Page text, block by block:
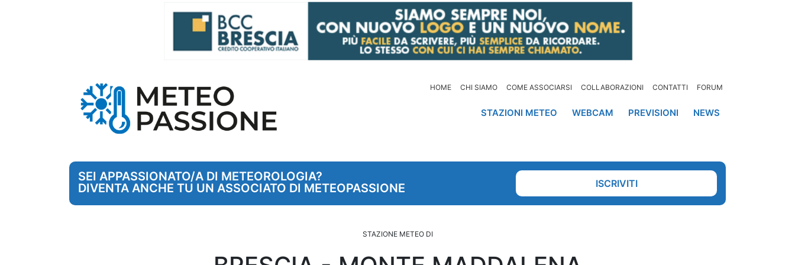
HOME CHI SIAMO COME ASSOCIARSI COLLABORAZIONI CONTATTI FORUM
STAZIONI METEO WEBCAM PREVISIONI NEWS
SEI APPASSIONATO/A DI METEOROLOGIA?
DIVENTA ANCHE TU UN ASSOCIATO DI METEOPASSIONE
ISCRIVITI
STAZIONE METEO DI